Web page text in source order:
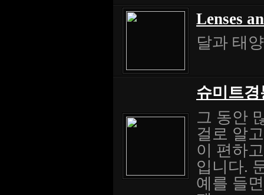
Lenses
달과 태
슈미트
그 동안
걸로 알
이 편하
입니다.
예를 들